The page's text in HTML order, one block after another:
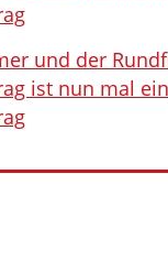
und der
ist nun mal ein